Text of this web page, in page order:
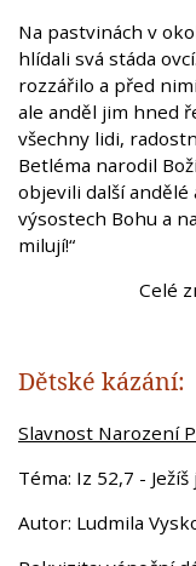
Na pastvinách v
hlídali svá stáda
rozzářilo a před
ale anděl jim hned
všechny lidi,
Betléma narodil
objevili další andělé
výsostech Bohu a
milují!“
Celé
Dětské kázání:
Slavnost Narození
Téma: Iz 52,7 -
Autor: Ludmila